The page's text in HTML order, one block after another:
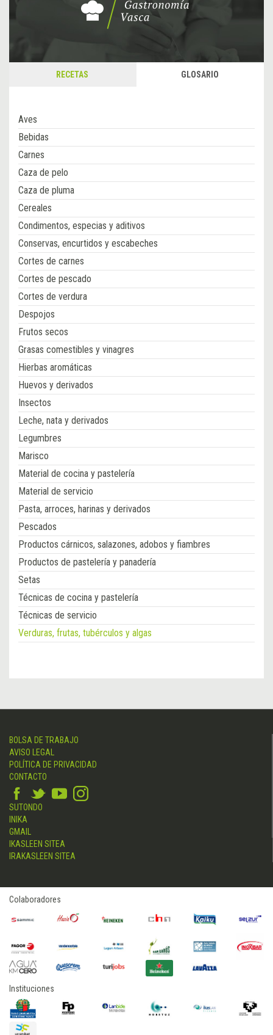
RECETAS GLOSARIO
Aves
Bebidas
Carnes
Caza de pelo
Caza de pluma
Cereales
Condimentos, especias y aditivos
Conservas, encurtidos y escabeches
Cortes de carnes
Cortes de pescado
Cortes de verdura
Despojos
Frutos secos
Grasas comestibles y vinagres
Hierbas aromáticas
Huevos y derivados
Insectos
Leche, nata y derivados
Legumbres
Marisco
Material de cocina y pastelería
Material de servicio
Pasta, arroces, harinas y derivados
Pescados
Productos cárnicos, salazones, adobos y fiambres
Productos de pastelería y panadería
Setas
Técnicas de cocina y pastelería
Técnicas de servicio
Verduras, frutas, tubérculos y algas
BOLSA DE TRABAJO
AVISO LEGAL
POLÍTICA DE PRIVACIDAD
CONTACTO
SUTONDO
INIKA
GMAIL
IKASLEEN SITEA
IRAKASLEEN SITEA
Colaboradores
Instituciones